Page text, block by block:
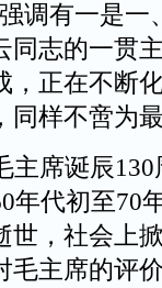
调有一是一
同志的一贯
，正在不断
同样不啻为
席诞辰130
年代初至70
，社会上
毛主席的评